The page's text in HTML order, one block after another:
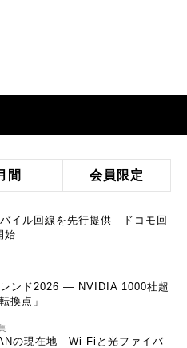
間 会員限定
イル回線を先行提供 ドコモ回
始
ンド2026 ― NVIDIA 1000社超
換点」
の現在地 Wi-Fiと光ファイバ